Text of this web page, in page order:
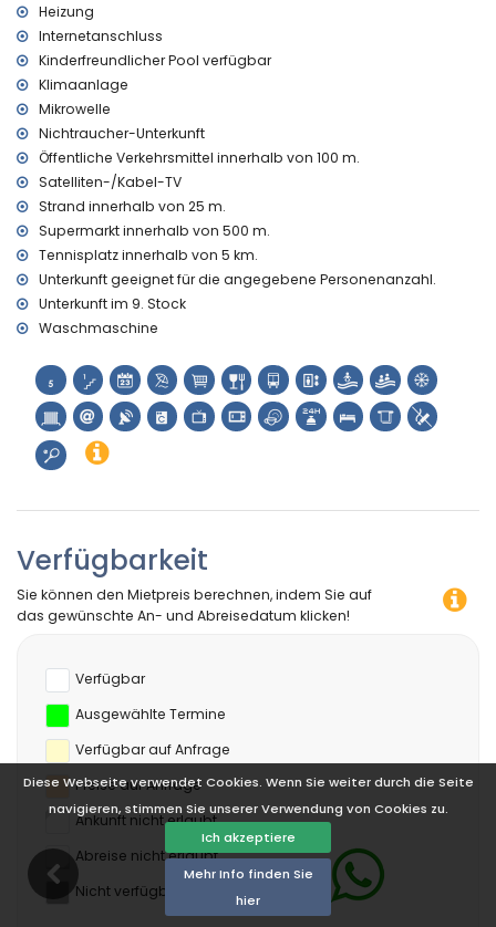
Diese Webseite verwendet Cookies. Wenn Sie weiter durch die Seite
navigieren, stimmen Sie unserer Verwendung von Cookies zu.
Ich akzeptiere
Mehr Info finden Sie
hier
Aqualandia) (innerhalb von 10 Kilometern von der
Wohnung)
Sport
Tennis (innerhalb von 5 Kilometern von der Wohnung)
Golf (innerhalb von 10 Kilometern von der Wohnung)
Heizung
Internetanschluss
Kinderfreundlicher Pool verfügbar
Klimaanlage
Mikrowelle
Nichtraucher-Unterkunft
Öffentliche Verkehrsmittel innerhalb von 100 m.
Satelliten-/Kabel-TV
Strand innerhalb von 25 m.
Supermarkt innerhalb von 500 m.
Tennisplatz innerhalb von 5 km.
Unterkunft geeignet für die angegebene Personenanzahl.
Unterkunft im 9. Stock
Waschmaschine
Verfügbarkeit
Sie können den Mietpreis berechnen, indem Sie auf
das gewünschte An- und Abreisedatum klicken!
Verfügbar
Ausgewählte Termine
Verfügbar auf Anfrage
Preise auf Anfrage
Ankunft nicht erlaubt
Abreise nicht erlaubt
Nicht verfügbar